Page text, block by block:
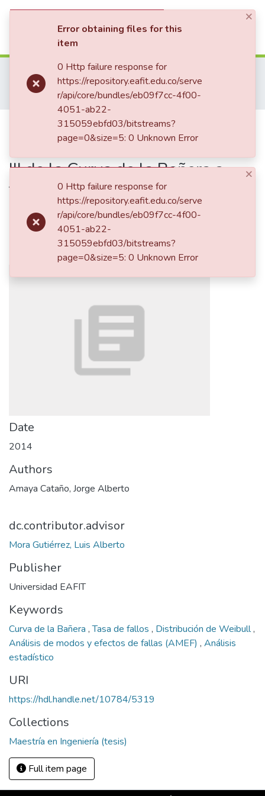
Communities & Collections
All of DSpace
Tesis de Grado
Maestría en Ingeniería (tesis)
Estudio del comportamiento real de la Fase III de la Curva de la Bañera a través de la aproximación de una distribución a la vida útil de bombillos de frenado automotriz
Publication:Estudio del
comportamiento real de la Fase
III de la Curva de la Bañera a
través de la aproximación de
una distribución a la vida útil de
bombillos de frenado
automotriz
Date
2014
Authors
Amaya Cataño, Jorge Alberto
dc.contributor.advisor
Mora Gutiérrez, Luis Alberto
Publisher
Universidad EAFIT
Keywords
Curva de la Bañera ,Tasa de fallos , Distribución de Weibull,
Análisis de modos y efectos de fallas (AMEF) , Análisis
estadístico
URI
https://hdl.handle.net/10784/5319
Collections
Maestría en Ingeniería (tesis)
Full item page
×
Error obtaining files for this
item
0 Http failure response for
https://repository.eafit.edu.co/serve
r/api/core/bundles/eb09f7cc-4f00-
4051-ab22-
315059ebfd03/bitstreams?
page=0&size=5: 0 Unknown Error
×
0 Http failure response for
https://repository.eafit.edu.co/serve
r/api/core/bundles/eb09f7cc-4f00-
4051-ab22-
315059ebfd03/bitstreams?
page=0&size=5: 0 Unknown Error